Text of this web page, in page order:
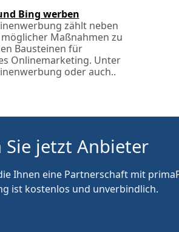
Bing werben
zählt neben
Maßnahmen zu
Bausteinen für
Onlinemarketing. Unter
oder auch..
Sie jetzt Anbieter
Ihnen eine Partnerschaft mit
ist kostenlos und unverbindlich.